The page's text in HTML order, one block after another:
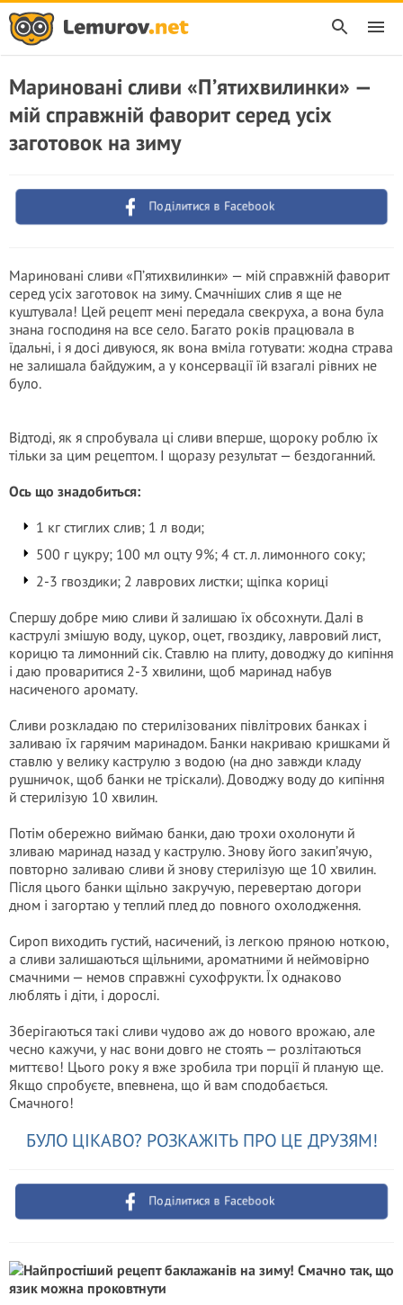
Мариновані сливи «П’ятихвилинки» —
мій справжній фаворит серед усіх
заготовок на зиму
Поділитися в Facebook
Мариновані сливи «П’ятихвилинки» — мій справжній фаворит
серед усіх заготовок на зиму. Смачніших слив я ще не
куштувала! Цей рецепт мені передала свекруха, а вона була
знана господиня на все село. Багато років працювала в
їдальні, і я досі дивуюся, як вона вміла готувати: жодна страва
не залишала байдужим, а у консервації їй взагалі рівних не
було.
Відтоді, як я спробувала ці сливи вперше, щороку роблю їх
тільки за цим рецептом. І щоразу результат — бездоганний.
Ось що знадобиться:
1 кг стиглих слив; 1 л води;
500 г цукру; 100 мл оцту 9%; 4 ст. л. лимонного соку;
2-3 гвоздики; 2 лаврових листки; щіпка кориці
Спершу добре мию сливи й залишаю їх обсохнути. Далі в
каструлі змішую воду, цукор, оцет, гвоздику, лавровий лист,
корицю та лимонний сік. Ставлю на плиту, доводжу до кипіння
і даю проваритися 2-3 хвилини, щоб маринад набув
насиченого аромату.
Сливи розкладаю по стерилізованих півлітрових банках і
заливаю їх гарячим маринадом. Банки накриваю кришками й
ставлю у велику каструлю з водою (на дно завжди кладу
рушничок, щоб банки не тріскали). Доводжу воду до кипіння
й стерилізую 10 хвилин.
Потім обережно виймаю банки, даю трохи охолонути й
зливаю маринад назад у каструлю. Знову його закип’ячую,
повторно заливаю сливи й знову стерилізую ще 10 хвилин.
Після цього банки щільно закручую, перевертаю догори
дном і загортаю у теплий плед до повного охолодження.
Сироп виходить густий, насичений, із легкою пряною ноткою,
а сливи залишаються щільними, ароматними й неймовірно
смачними — немов справжні сухофрукти. Їх однаково
люблять і діти, і дорослі.
Зберігаються такі сливи чудово аж до нового врожаю, але
чесно кажучи, у нас вони довго не стоять — розлітаються
миттєво! Цього року я вже зробила три порції й планую ще.
Якщо спробуєте, впевнена, що й вам сподобається.
Смачного!
БУЛО ЦІКАВО? РОЗКАЖІТЬ ПРО ЦЕ ДРУЗЯМ!
Поділитися в Facebook